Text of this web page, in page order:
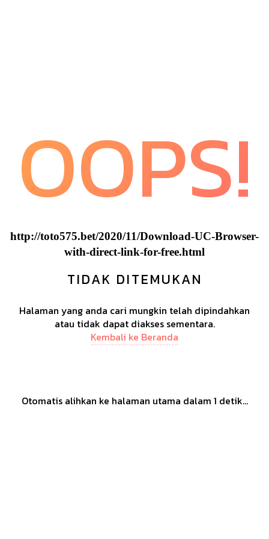
OOPS!
http://toto575.bet/2020/11/Download-UC-Browser-
with-direct-link-for-free.html
TIDAK DITEMUKAN
Halaman yang anda cari mungkin telah dipindahkan
atau tidak dapat diakses sementara.
Kembali ke Beranda
Otomatis alihkan ke halaman utama dalam 1 detik...